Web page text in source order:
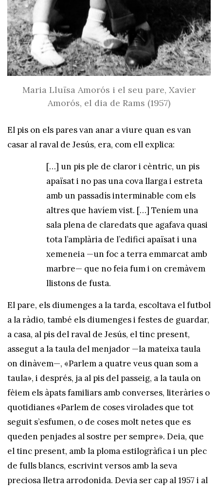
Maria Lluïsa Amorós i el seu pare, Xavier
Amorós, el dia de Rams (1957)
El pis on els pares van anar a viure quan es van
casar al raval de Jesús, era, com ell explica:
[…] un pis ple de claror i cèntric, un pis
apaïsat i no pas una cova llarga i estreta
amb un passadís interminable com els
altres que havíem vist. […] Teníem una
sala plena de claredats que agafava quasi
tota l’amplària de l’edifici apaïsat i una
xemeneia —un foc a terra emmarcat amb
marbre— que no feia fum i on cremàvem
llistons de fusta.
El pare, els diumenges a la tarda, escoltava el futbol
a la ràdio, també els diumenges i festes de guardar,
a casa, al pis del raval de Jesús, el tinc present,
assegut a la taula del menjador —la mateixa taula
on dinàvem—, «Parlem a quatre veus quan som a
taula», i després, ja al pis del passeig, a la taula on
fèiem els àpats familiars amb converses, literàries o
quotidianes «Parlem de coses virolades que tot
seguit s’esfumen, o de coses molt netes que es
queden penjades al sostre per sempre». Deia, que
el tinc present, amb la ploma estilogràfica i un plec
de fulls blancs, escrivint versos amb la seva
preciosa lletra arrodonida. Devia ser cap al 1957 i al